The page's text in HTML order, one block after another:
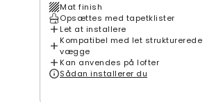
Mat finish
Opsættes med tapetklister
Let at installere
Kompatibel med let strukturerede
vægge
Kan anvendes på lofter
Sådan installerer du